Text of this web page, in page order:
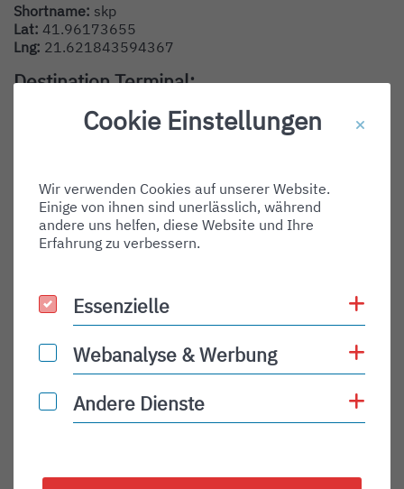
Shortname: skp
Lat: 41.96173655
Lng: 21.621843594367
Destination Terminal:
Destination Gate:
Shortname:
Type:
departure
PLN
Status Description:
Checkin:
Codeshare:
Cookie Einstellungen
Wir verwenden Cookies auf unserer Website.
Einige von ihnen sind unerlässlich, während
andere uns helfen, diese Website und Ihre
Erfahrung zu verbessern.
Essenzielle
Essenzielle
Webanalyse & Werbung
Webanalyse & Werbung
Andere Dienste
Andere Dienste